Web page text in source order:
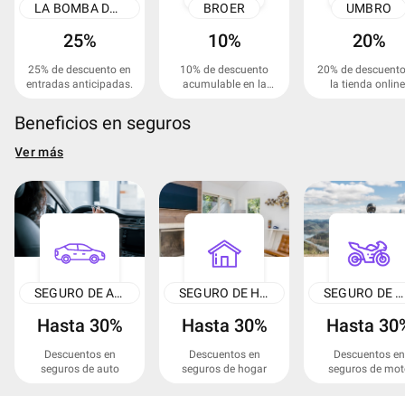
LA BOMBA DE TIEMPO
25%
25% de descuento en
entradas anticipadas.
BROER
10%
10% de descuento
acumulable en la
UMBRO
20%
20% de
la tienda
Beneficios en seguros
Ver más
SEGURO DE AUTO
Hasta 30%
Descuentos en
seguros de auto
SEGURO DE HOGAR
Hasta 30%
Descuentos en
seguros de hogar
SEGURO DE MOTO
Hasta
Descuentos en
seguros de